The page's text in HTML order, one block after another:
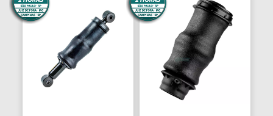
Bagageiros Gradeados
Balancins
Balancins
Balanças